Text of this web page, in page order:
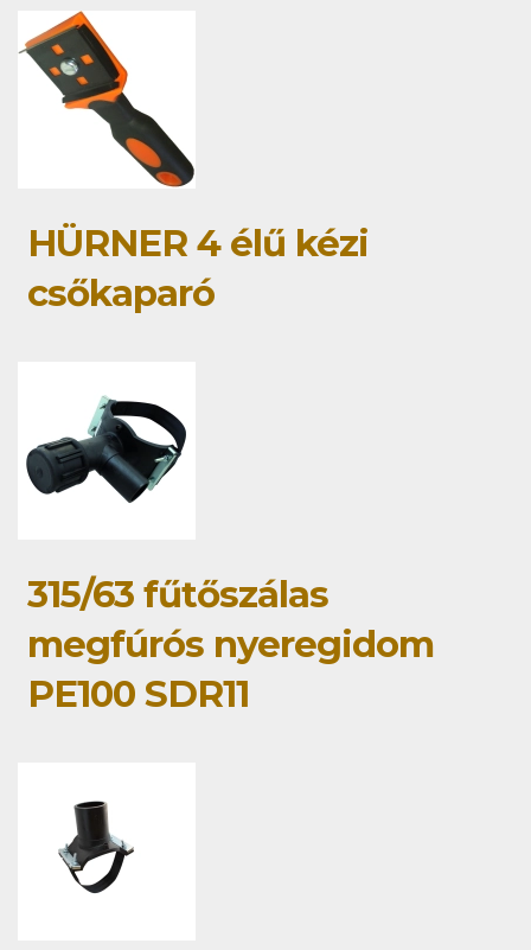
HÜRNER 4 élű kézi
csőkaparó
315/63 fűtőszálas
megfúrós nyeregidom
PE100 SDR11